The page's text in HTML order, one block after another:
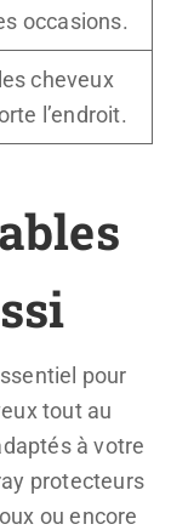
occasions.
cheveux
l’endroit.
pour
tout au
à votre
protecteurs
ou encore